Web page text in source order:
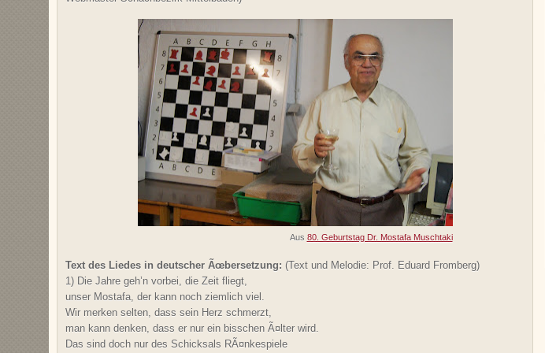
Aus 80. Geburtstag Dr. Mostafa Muschtaki
Text des Liedes in deutscher Ãœbersetzung: (Text und Melodie: Prof. Eduard Fromberg)
1) Die Jahre geh’n vorbei, die Zeit fliegt,
unser Mostafa, der kann noch ziemlich viel.
Wir merken selten, dass sein Herz schmerzt,
man kann denken, dass er nur ein bisschen Ã¤lter wird.
Das sind doch nur des Schicksals RÃ¤nkespiele